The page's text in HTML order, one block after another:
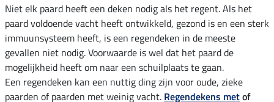
Niet elk paard heeft een deken nodig als het regent. Als het
paard voldoende vacht heeft ontwikkeld, gezond is en een sterk
immuunsysteem heeft, is een regendeken in de meeste
gevallen niet nodig. Voorwaarde is wel dat het paard de
mogelijkheid heeft om naar een schuilplaats te gaan.
Een regendeken kan een nuttig ding zijn voor oude, zieke
paarden of paarden met weinig vacht. Regendekens metof